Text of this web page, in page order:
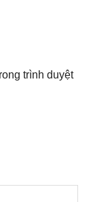
trình duyệt